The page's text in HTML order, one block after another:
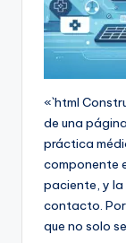
«`html
de una
práctica
componente
paciente, y la
contacto.
que no solo